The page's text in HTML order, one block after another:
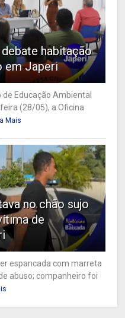
habitação
em Japeri
Educação Ambiental
(28/05), a Oficina
Mais
no chão sujo
de
espancada com marreta
abuso; companheiro foi